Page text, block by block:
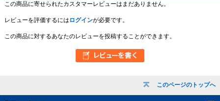
このページのトップへ
この商品に寄せられたカスタマーレビューはまだありません。
レビューを評価するには ログインが必要です。
この商品に対するあなたのレビューを投稿することができます。